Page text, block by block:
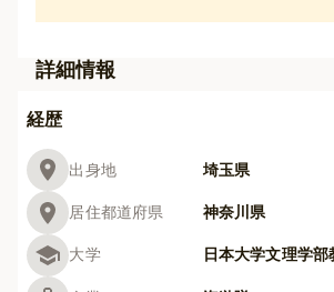
詳細情報
経歴
出身地 埼玉県
居住都道府県 神奈川県
大学 日本大学文理学部